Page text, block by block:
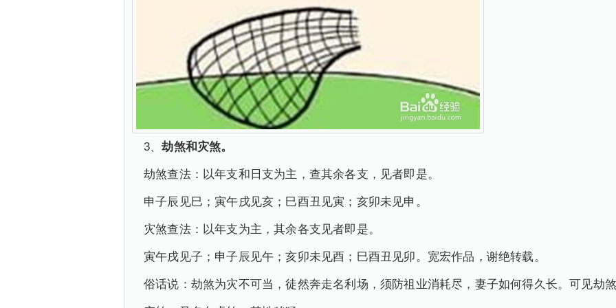
3、劫煞和灾煞。
劫煞查法：以年支和日支为主，查其余各支，见者即是。
申子辰见巳；寅午戌见亥；巳酉丑见寅；亥卯未见申。
灾煞查法：以年支为主，其余各支见者即是。
寅午戌见子；申子辰见午；亥卯未见酉；巳酉丑见卯。宽宏作品，谢绝转载。
俗话说：劫煞为灾不可当，徒然奔走名利场，须防祖业消耗尽，妻子如何得久长。可见劫煞